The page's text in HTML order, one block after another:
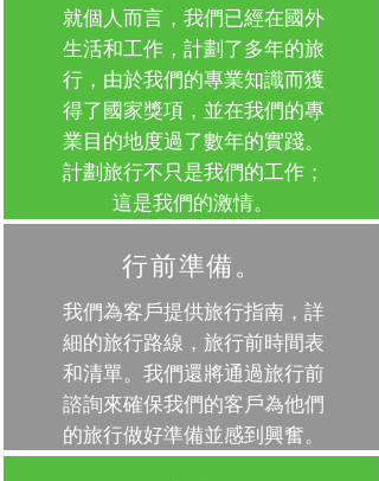
就個人而言，我們已經在國外
生活和工作，計劃了多年的旅
行，由於我們的專業知識而獲
得了國家獎項，並在我們的專
業目的地度過了數年的實踐。
計劃旅行不只是我們的工作；
這是我們的激情。
行前準備。
我們為客戶提供旅行指南，詳
細的旅行路線，旅行前時間表
和清單。我們還將通過旅行前
諮詢來確保我們的客戶為他們
的旅行做好準備並感到興奮。